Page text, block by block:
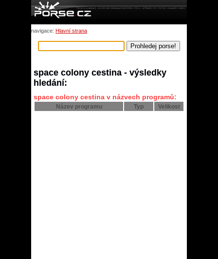
navigace: Hlavní strana
space colony cestina - výsledky
hledání:
space colony cestina v názvech programů:
Název programu Typ Velikost